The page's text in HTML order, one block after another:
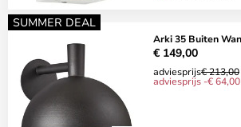
SUMMER DEAL
€ 149,00
adviesprijs€ 213,00
adviesprijs -€ 64,00